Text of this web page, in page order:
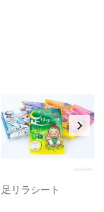
足リラシート